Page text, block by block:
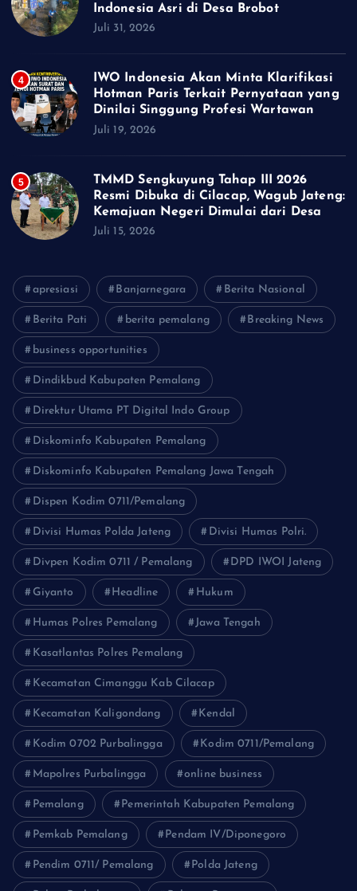
Indonesia Asri di Desa Brobot
Juli 31, 2026
4
IWO Indonesia Akan Minta Klarifikasi
Hotman Paris Terkait Pernyataan yang
Dinilai Singgung Profesi Wartawan
Juli 19, 2026
5
TMMD Sengkuyung Tahap III 2026
Resmi Dibuka di Cilacap, Wagub Jateng:
Kemajuan Negeri Dimulai dari Desa
Juli 15, 2026
apresiasi Banjarnegara Berita Nasional
Berita Pati berita pemalang Breaking News
business opportunities
Dindikbud Kabupaten Pemalang
Direktur Utama PT Digital Indo Group
Diskominfo Kabupaten Pemalang
Diskominfo Kabupaten Pemalang Jawa Tengah
Dispen Kodim 0711/Pemalang
Divisi Humas Polda Jateng Divisi Humas Polri.
Divpen Kodim 0711 / Pemalang DPD IWOI Jateng
Giyanto Headline Hukum
Humas Polres Pemalang Jawa Tengah
Kasatlantas Polres Pemalang
Kecamatan Cimanggu Kab Cilacap
Kecamatan Kaligondang Kendal
Kodim 0702 Purbalingga Kodim 0711/Pemalang
Mapolres Purbalingga online business
Pemalang Pemerintah Kabupaten Pemalang
Pemkab Pemalang Pendam IV/Diponegoro
Pendim 0711/ Pemalang Polda Jateng